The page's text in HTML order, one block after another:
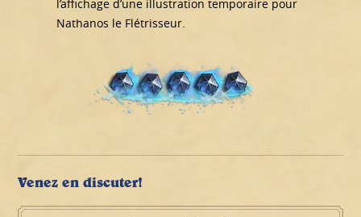
l’affichage d’une illustration temporaire pour
Nathanos le Flétrisseur.
Venez en discuter!